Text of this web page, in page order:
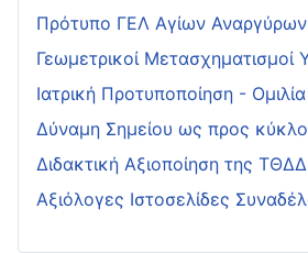
Πρότυπο ΓΕΛ Αγίων Αναργύρων
Γεωμετρικοί Μετασχηματισμοί
Ιατρική Προτυποποίηση -
Δύναμη Σημείου ως προς
Διδακτική Αξιοποίηση της
Αξιόλογες Ιστοσελίδες